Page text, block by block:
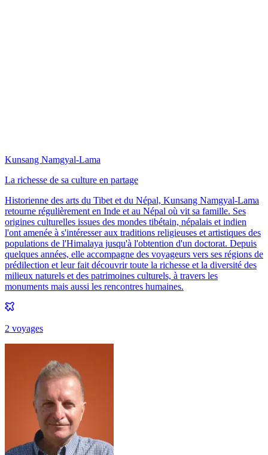
Kunsang Namgyal-Lama
La richesse de sa culture en partage
Historienne des arts du Tibet et du Népal, Kunsang Namgyal-Lama
retourne régulièrement en Inde et au Népal où vit sa famille. Ses
origines culturelles issues des mondes tibétain, népalais et indien
l'ont amenée à s'intéresser aux traditions religieuses et artistiques des
populations de l'Himalaya jusqu'à l'obtention d'un doctorat. Depuis
quelques années, elle accompagne des voyageurs vers ses régions de
prédilection et leur fait découvrir toute la richesse et la diversité des
milieux naturels et des patrimoines culturels, à travers les
monuments mais aussi les rencontres humaines.
2 voyages